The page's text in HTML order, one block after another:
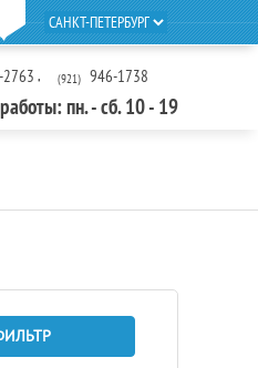
, (921) 946-1738
пн. - сб. 10 - 19